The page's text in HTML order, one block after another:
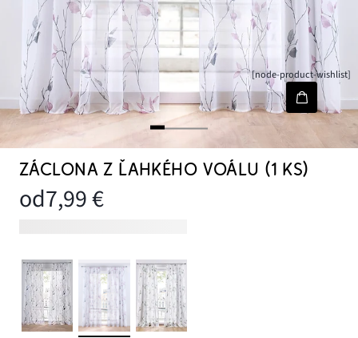
[node-product-wishlist]
ZÁCLONA Z ĽAHKÉHO VOÁLU (1 KS)
od7,99 €